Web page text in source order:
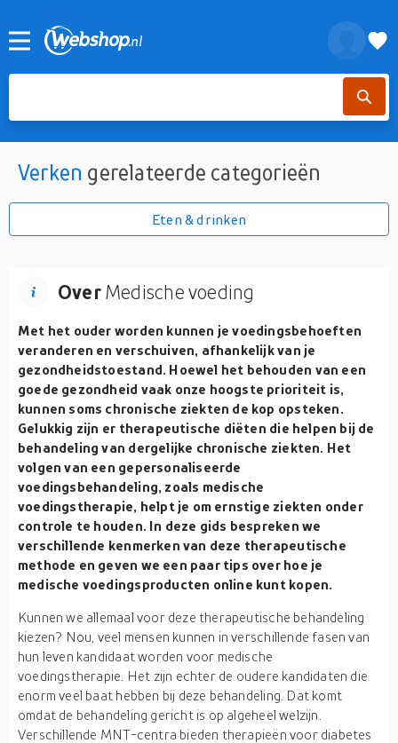
Verken gerelateerde categorieën
Eten & drinken
OverMedische voeding
Met het ouder worden kunnen je voedingsbehoeften
veranderen en verschuiven, afhankelijk van je
gezondheidstoestand. Hoewel het behouden van een
goede gezondheid vaak onze hoogste prioriteit is,
kunnen soms chronische ziekten de kop opsteken.
Gelukkig zijn er therapeutische diëten die helpen bij de
behandeling van dergelijke chronische ziekten. Het
volgen van een gepersonaliseerde
voedingsbehandeling, zoals medische
voedingstherapie, helpt je om ernstige ziekten onder
controle te houden. In deze gids bespreken we
verschillende kenmerken van deze therapeutische
methode en geven we een paar tips over hoe je
medische voedingsproducten online kunt kopen.
Kunnen we allemaal voor deze therapeutische behandeling
kiezen? Nou, veel mensen kunnen in verschillende fasen van
hun leven kandidaat worden voor medische
voedingstherapie. Het zijn echter de oudere kandidaten die
enorm veel baat hebben bij deze behandeling. Dat komt
omdat de behandeling gericht is op algeheel welzijn.
Verschillende MNT-centra bieden therapieën voor diabetes